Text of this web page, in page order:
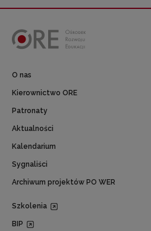
O nas
Kierownictwo ORE
Patronaty
Aktualności
Kalendarium
Sygnaliści
Archiwum projektów PO WER
Szkolenia
BIP